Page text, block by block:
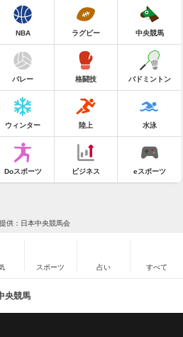
NBA ラグビー 中央競馬
バレー 格闘技 バドミントン
ウィンター 陸上 水泳
Doスポーツ ビジネス eスポーツ
供：日本中央競馬会
スポーツ 占い すべて
央競馬